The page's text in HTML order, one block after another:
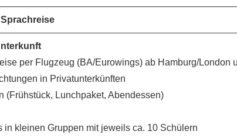
per Flugzeug (BA/Eurowings) ab Hamburg/London
in Privatunterkünften
(Frühstück, Lunchpaket, Abendessen)
in kleinen Gruppen mit jeweils ca. 10 Schülern